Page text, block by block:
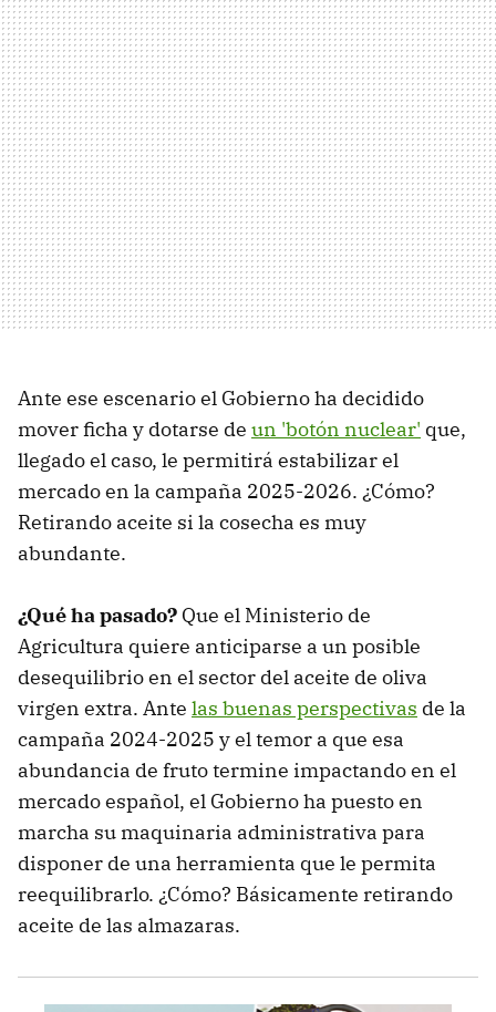
Ante ese escenario el Gobierno ha decidido
mover ficha y dotarse de un 'botón nuclear' que,
llegado el caso, le permitirá estabilizar el
mercado en la campaña 2025-2026. ¿Cómo?
Retirando aceite si la cosecha es muy
abundante.
¿Qué ha pasado? Que el Ministerio de
Agricultura quiere anticiparse a un posible
desequilibrio en el sector del aceite de oliva
virgen extra. Ante las buenas perspectivas de la
campaña 2024-2025 y el temor a que esa
abundancia de fruto termine impactando en el
mercado español, el Gobierno ha puesto en
marcha su maquinaria administrativa para
disponer de una herramienta que le permita
reequilibrarlo. ¿Cómo? Básicamente retirando
aceite de las almazaras.